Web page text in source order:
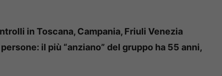
in Toscana, Campania, Friuli Venezia
il più “anziano” del gruppo ha 55 anni,